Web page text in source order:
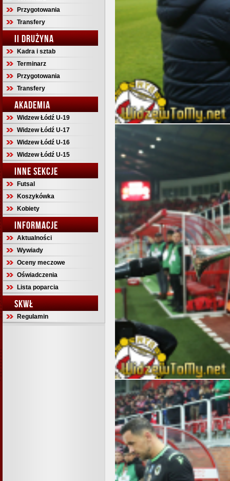
Przygotowania
Transfery
II DRUŻYNA
Kadra i sztab
Terminarz
Przygotowania
Transfery
AKADEMIA
Widzew Łódź U-19
Widzew Łódź U-17
Widzew Łódź U-16
Widzew Łódź U-15
INNE SEKCJE
Futsal
Koszykówka
Kobiety
INFORMACJE
Aktualności
Wywiady
Oceny meczowe
Oświadczenia
Lista poparcia
SKWŁ
Regulamin